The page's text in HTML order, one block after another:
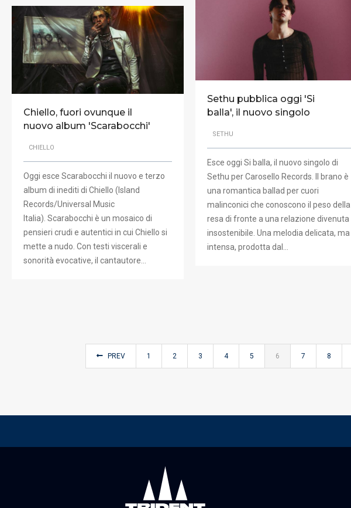
Sethu pubblica oggi 'Si
balla', il nuovo singolo
SETHU
Esce oggi Si balla, il nuovo singolo di
Sethu per Carosello Records. Il brano è
una romantica ballad per cuori
malinconici che conoscono il peso della
resa di fronte a una relazione divenuta
insostenibile. Una melodia delicata, ma
intensa, prodotta dal…
Chiello, fuori ovunque il
nuovo album 'Scarabocchi'
CHIELLO
Oggi esce Scarabocchi il nuovo e terzo
album di inediti di Chiello (Island
Records/Universal Music
Italia). Scarabocchi è un mosaico di
pensieri crudi e autentici in cui Chiello si
mette a nudo. Con testi viscerali e
sonorità evocative, il cantautore…
PREV 1 2 3 4 5 6 7 8